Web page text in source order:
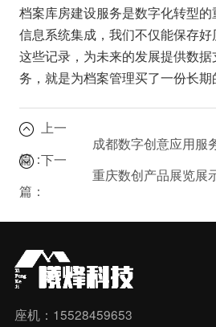
档案库房建设服务是数字化转型
信息系统集成，我们不仅能保存
这些记录，为未来的发展提供数
务，就是为档案管理买了一份长期
上一
篇：下一
篇：
座机：15528459653